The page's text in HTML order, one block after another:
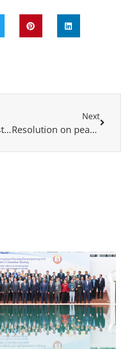
Resolution on post Covid-19
Next
Resolution on peace agreement Israel-Arab